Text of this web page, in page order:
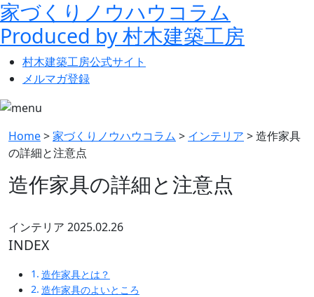
家づくりノウハウコラム
Produced by 村木建築工房
村木建築工房公式サイト
メルマガ登録
Home>家づくりノウハウコラム > インテリア >造作家具
の詳細と注意点
造作家具の詳細と注意点
インテリア 2025.02.26
INDEX
造作家具とは？
造作家具のよいところ